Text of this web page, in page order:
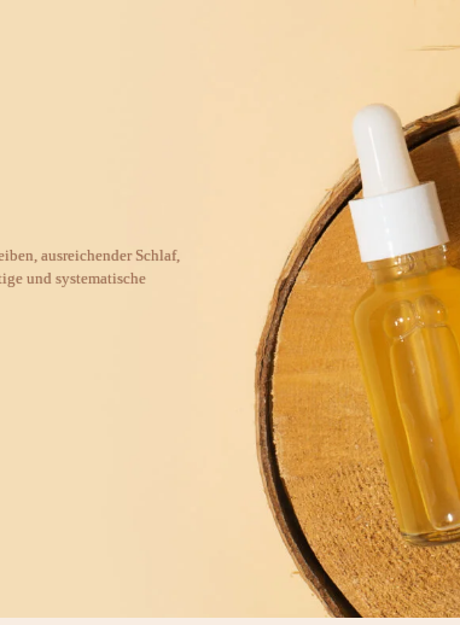
ausreichender Schlaf,
und systematische